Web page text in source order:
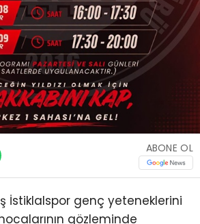
ABONE OL
İstiklalspor genç yeteneklerini
gözleminde